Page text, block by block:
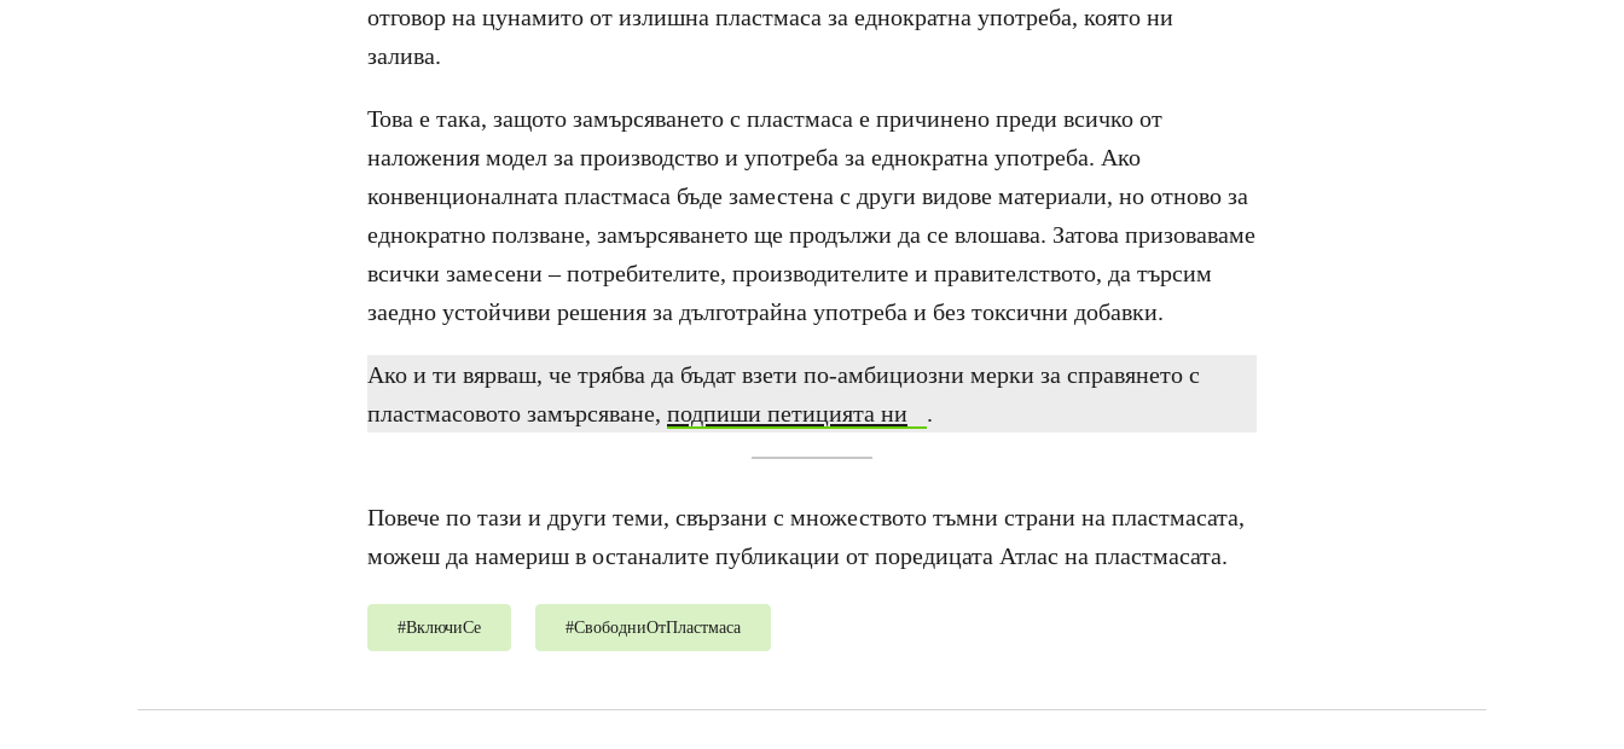
отговор на цунамито от излишна пластмаса за еднократна употреба, която ни
залива.
Това е така, защото замърсяването с пластмаса е причинено преди всичко от
наложения модел за производство и употреба за еднократна употреба. Ако
конвенционалната пластмаса бъде заместена с други видове материали, но отново за
еднократно ползване, замърсяването ще продължи да се влошава. Затова призоваваме
всички замесени – потребителите, производителите и правителството, да търсим
заедно устойчиви решения за дълготрайна употреба и без токсични добавки.
Ако и ти вярваш, че трябва да бъдат взети по-амбициозни мерки за справянето с
пластмасовото замърсяване, подпиши петицията ни .
Повече по тази и други теми, свързани с множеството тъмни страни на пластмасата,
можеш да намериш в останалите публикации от поредицата Атлас на пластмасата.
#ВключиСе #СвободниОтПластмаса